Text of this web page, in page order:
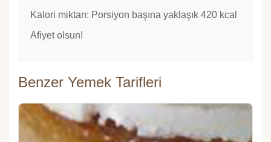
Kalori miktarı: Porsiyon başına yaklaşık 420 kcal
Afiyet olsun!
Benzer Yemek Tarifleri